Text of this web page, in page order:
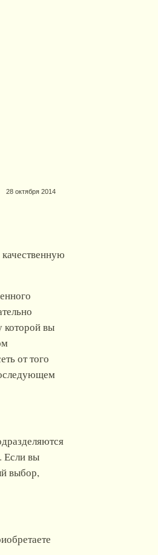
28 октября 2014
которой вы
от того
Если вы
выбор,